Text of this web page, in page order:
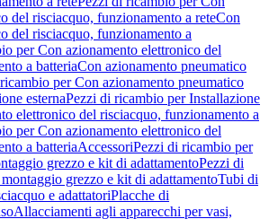
del risciacquo, funzionamento a reteCon
del risciacquo, funzionamento a
per Con azionamento elettronico del
a batteriaCon azionamento pneumatico
per Con azionamento pneumatico
esternaPezzi di ricambio per Installazione
elettronico del risciacquo, funzionamento a
per Con azionamento elettronico del
a batteriaAccessoriPezzi di ricambio per
grezzo e kit di adattamentoPezzi di
grezzo e kit di adattamentoTubi di
e adattatoriPlacche di
Allacciamenti agli apparecchi per vasi,